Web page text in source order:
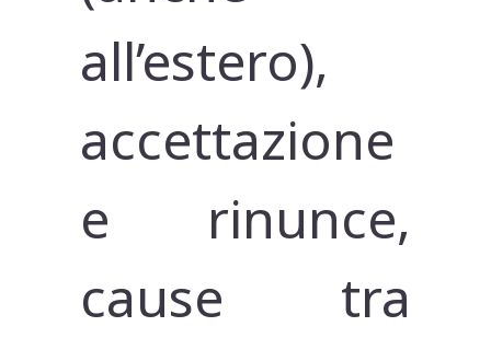
all’estero),
accettazione
e rinunce,
cause tra